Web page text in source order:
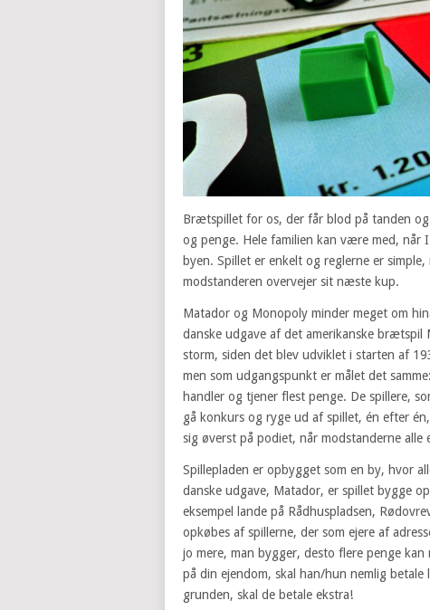
Brætspillet for os, der får blod på tanden
og penge. Hele familien kan være med, når
byen. Spillet er enkelt og reglerne er
modstanderen overvejer sit næste kup.
Matador og Monopoly minder meget om
danske udgave af det amerikanske
storm, siden det blev udviklet i starten af
men som udgangspunkt er målet det
handler og tjener flest penge. De spillere,
gå konkurs og ryge ud af spillet, én efter
sig øverst på podiet, når modstanderne alle
Spillepladen er opbygget som en by, hvor
danske udgave, Matador, er spillet bygge
eksempel lande på Rådhuspladsen,
opkøbes af spillerne, der som ejere af
jo mere, man bygger, desto flere penge
på din ejendom, skal han/hun nemlig
grunden, skal de betale ekstra!